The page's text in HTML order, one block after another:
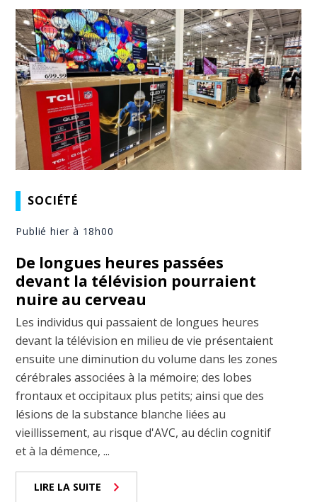
SOCIÉTÉ
Publié hier à 18h00
De longues heures passées
devant la télévision pourraient
nuire au cerveau
Les individus qui passaient de longues heures
devant la télévision en milieu de vie présentaient
ensuite une diminution du volume dans les zones
cérébrales associées à la mémoire; des lobes
frontaux et occipitaux plus petits; ainsi que des
lésions de la substance blanche liées au
vieillissement, au risque d'AVC, au déclin cognitif
et à la démence, ...
LIRE LA SUITE